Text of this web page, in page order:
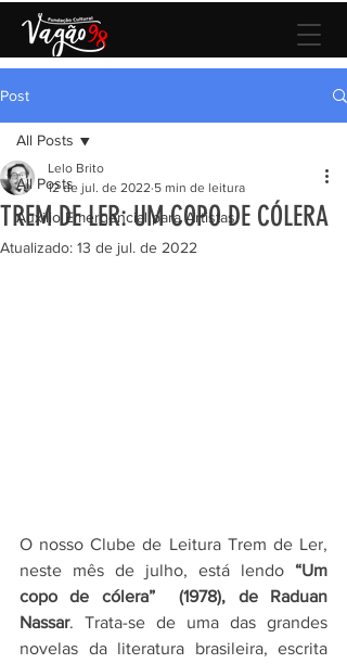
Post
All Posts
Auxilio Emergencial para Artistas
All Posts
TREM DE LER: UM COPO DE CÓLERA
Lelo Brito
12 de jul. de 2022 5 min de leitura
Atualizado: 13 de jul. de 2022
O nosso Clube de Leitura Trem de Ler,
neste mês de julho, está lendo “Um
copo de cólera”  (1978), de Raduan
Nassar. Trata-se de uma das grandes
novelas da literatura brasileira, escrita